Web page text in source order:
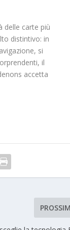
delle carte più
distintivo: in
si
il
accetta